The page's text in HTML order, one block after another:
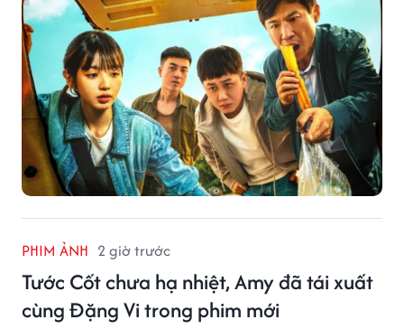
PHIM ẢNH 2 giờ trước
Tước Cốt chưa hạ nhiệt, Amy đã tái xuất
cùng Đặng Vi trong phim mới